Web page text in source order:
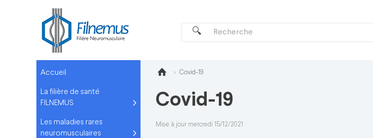
Accueil
La filière de santé
FILNEMUS
Les maladies rares
neuromusculaires
Covid-19
Covid-19
Mise à jour mercredi 15/12/2021